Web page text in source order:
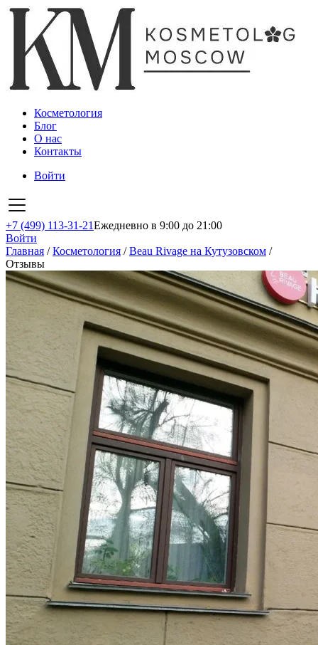
Косметология
Блог
О нас
Контакты
Войти
+7 (499) 113-31-21Ежедневно в 9:00 до 21:00
Войти
Главная /Косметология /Beau Rivage на Кутузовском /
Отзывы